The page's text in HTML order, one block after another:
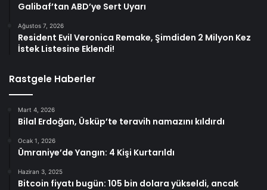
Galibaf’tan ABD’ye Sert Uyarı
Ağustos 7, 2026
Resident Evil Veronica Remake, Şimdiden 2 Milyon Kez
İstek Listesine Eklendi!
Rastgele Haberler
Mart 4, 2026
Bilal Erdoğan, Üsküp’te teravih namazını kıldırdı
Ocak 1, 2026
Ümraniye’de Yangın: 4 Kişi Kurtarıldı
Haziran 3, 2025
Bitcoin fiyatı bugün: 105 bin dolara yükseldi, ancak